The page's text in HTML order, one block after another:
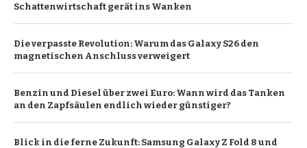
Schattenwirtschaft gerät ins Wanken
Die verpasste Revolution: Warum das Galaxy S26 den
magnetischen Anschluss verweigert
Benzin und Diesel über zwei Euro: Wann wird das Tanken
an den Zapfsäulen endlich wieder günstiger?
Blick in die ferne Zukunft: Samsung Galaxy Z Fold 8 und